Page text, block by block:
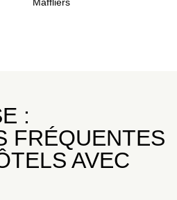
:
FRÉQUENTES
AVEC